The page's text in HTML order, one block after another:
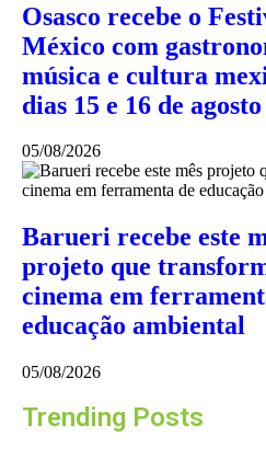
Osasco recebe o
México com
música e cultura
dias 15 e 16 de agosto
05/08/2026
Barueri recebe este
projeto que
cinema em
educação ambiental
05/08/2026
Trending Posts